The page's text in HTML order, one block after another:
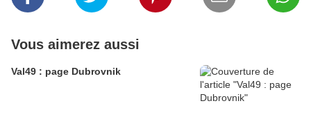
Vous aimerez aussi
Val49 : page Dubrovnik